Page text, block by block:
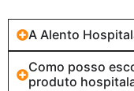
A Alento
Como posso
produto